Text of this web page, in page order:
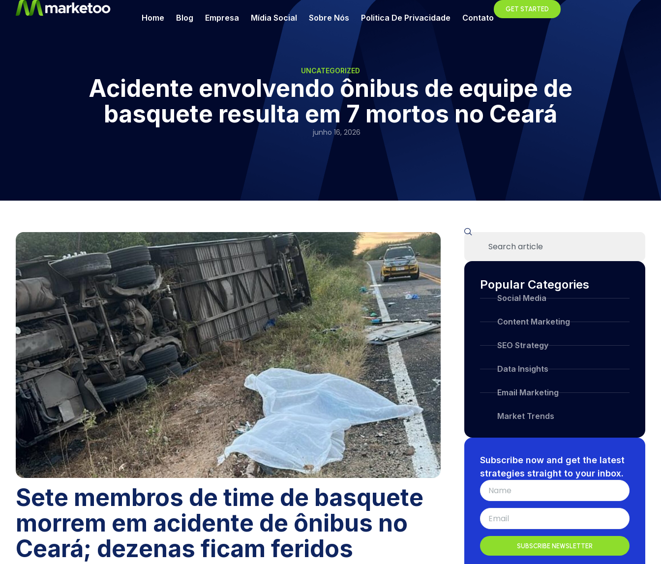
Home Blog Empresa Mídia Social Sobre Nós Politica De Privacidade Contato
GET STARTED
UNCATEGORIZED
Acidente envolvendo ônibus de equipe de
basquete resulta em 7 mortos no Ceará
junho 16, 2026
Sete membros de time de basquete
morrem em acidente de ônibus no
Ceará; dezenas ficam feridos
Popular Categories
Social Media
Content Marketing
SEO Strategy
Data Insights
Email Marketing
Market Trends
Subscribe now and get the latest
strategies straight to your inbox.
SUBSCRIBE NEWSLETTER